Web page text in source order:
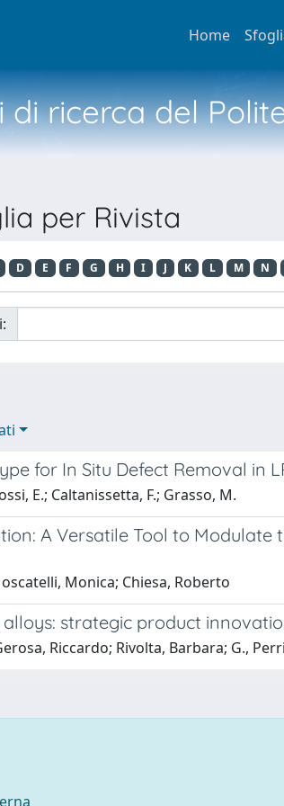
Home
ricerca del
per Rivista
D E F G H I J K L M N
for In Situ Defect Removal in
E.; Caltanissetta, F.; Grasso, M.
A Versatile Tool to
Monica; Chiesa, Roberto
strategic product
Riccardo; Rivolta, Barbara; G.,